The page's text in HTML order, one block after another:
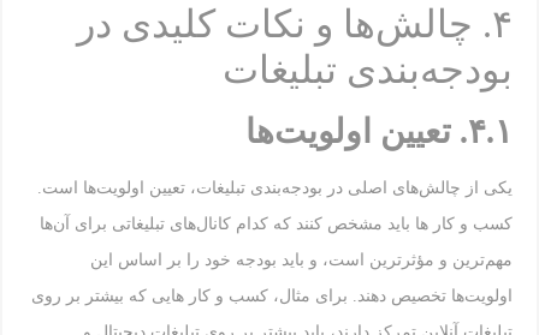
۴. چالش‌ها و نکات کلیدی در
بودجه‌بندی تبلیغات
۴.۱. تعیین اولویت‌ها
یکی از چالش‌های اصلی در بودجه‌بندی تبلیغات، تعیین اولویت‌ها است.
کسب و کار ها باید مشخص کنند که کدام کانال‌های تبلیغاتی برای آن‌ها
مهم‌ترین و مؤثرترین است، و باید بودجه خود را بر اساس این
اولویت‌ها تخصیص دهند. برای مثال، کسب و کار هایی که بیشتر بر روی